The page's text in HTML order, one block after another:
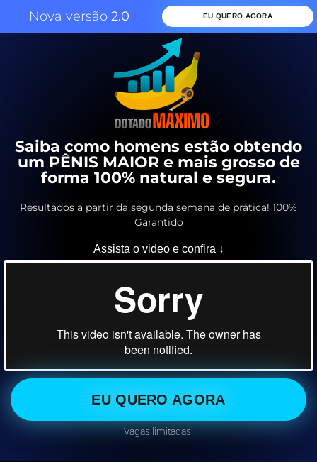
Nova versão 2.0 EU QUERO AGORA
Saiba como homens estão obtendo
um PÊNIS MAIOR e mais grosso de
forma 100% natural e segura.
Resultados a partir da segunda semana de prática! 100%
Garantido
Assista o video e confira ↓
EU QUERO AGORA
Vagas limitadas!